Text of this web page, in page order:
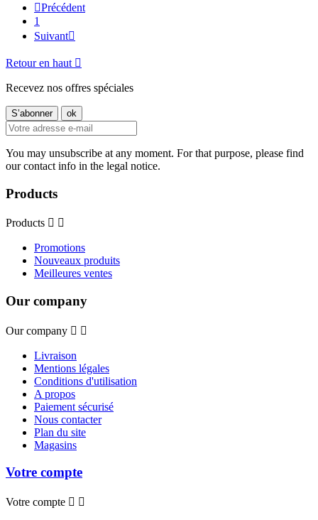
Précédent
1
Suivant
Retour en haut 
Recevez nos offres spéciales
You may unsubscribe at any moment. For that purpose, please find
our contact info in the legal notice.
Products
Products  
Promotions
Nouveaux produits
Meilleures ventes
Our company
Our company  
Livraison
Mentions légales
Conditions d'utilisation
A propos
Paiement sécurisé
Nous contacter
Plan du site
Magasins
Votre compte
Votre compte  